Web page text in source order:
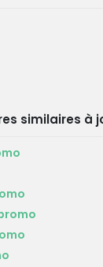
similaires à